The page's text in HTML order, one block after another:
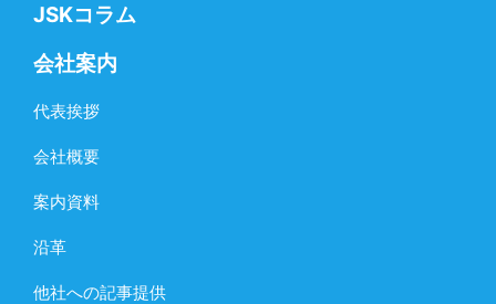
JSKコラム
会社案内
代表挨拶
会社概要
案内資料
沿革
他社への記事提供